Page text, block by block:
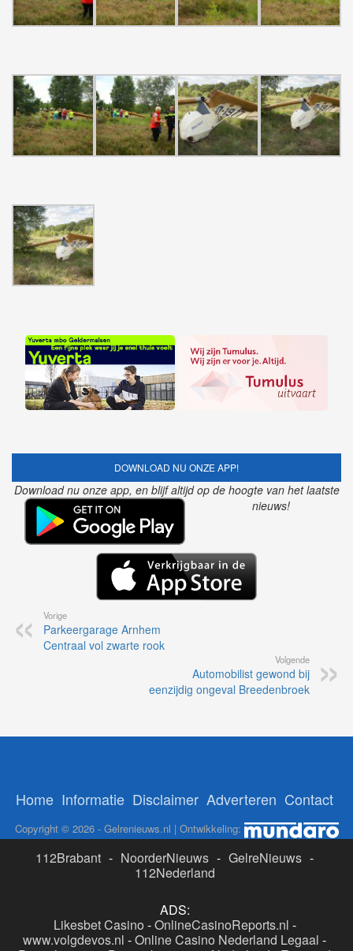
DOWNLOAD NU ONZE APP!
Download nu onze app, en blijf altijd op de hoogte van het laatste
nieuws!
Vorige
Parkeergarage Arnhem
Centraal vol zwarte rook
Volgende
Automobilist gewond bij
eenzijdig ongeval Breedenbroek
Home Informatie Disclaimer Adverteren Contact
Copyright © 2026 - Gelrenieuws.nl | Ontwikkeling:
112Brabant - NoorderNieuws - GelreNieuws -
112Nederland
ADS:
Likesbet Casino -OnlineCasinoReports.nl -
www.volgdevos.nl -Online Casino Nederland Legaal -